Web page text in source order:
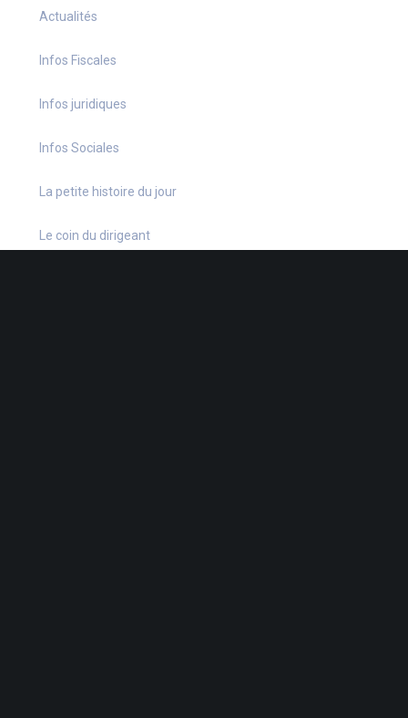
Actualités
Infos Fiscales
Infos juridiques
Infos Sociales
La petite histoire du jour
Le coin du dirigeant